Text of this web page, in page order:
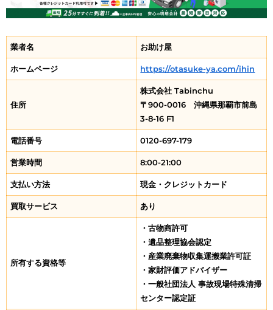
業者名 お助け屋
ホームページ https://otasuke-ya.com/ihin
住所
株式会社 Tabinchu
〒900-0016 沖縄県那覇市前島
3-8-16 F1
電話番号 0120-697-179
営業時間 8:00-21:00
支払い方法 現金・クレジットカード
買取サービス あり
所有する資格等
・古物商許可
・遺品整理協会認定
・産業廃棄物収集運搬業許可証
・家財評価アドバイザー
・一般社団法人 事故現場特殊清掃
センター認定証